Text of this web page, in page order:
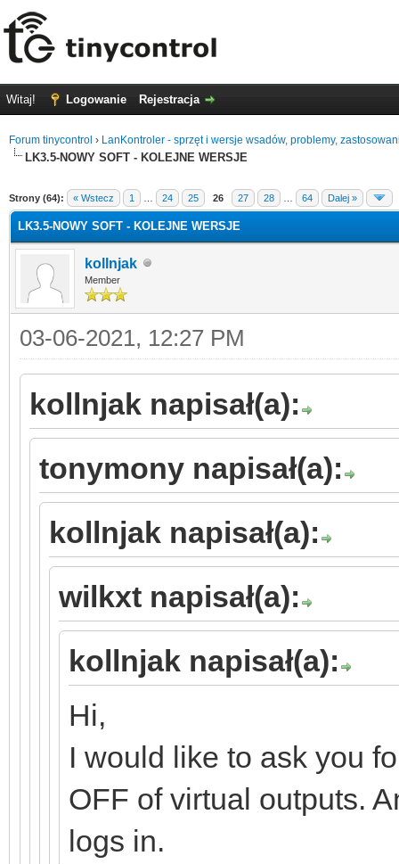
Witaj! Logowanie Rejestracja
Forum tinycontrol › LanKontroler - sprzęt i wersje wsadów, problemy,
LK3.5-NOWY SOFT - KOLEJNE WERSJE
Strony (64): « Wstecz 1 24 25 26 27 28 64 Dalej »
LK3.5-NOWY SOFT - KOLEJNE WERSJE
kollnjak
Member
03-06-2021, 12:27 PM
kollnjak napisał(a):
tonymony napisał(a):
kollnjak napisał(a):
wilkxt napisał(a):
kollnjak napisał(a):
Hi,
I would like to ask you
OFF of virtual outputs.
logs in.